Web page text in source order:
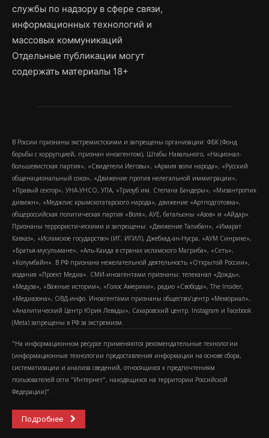
службы по надзору в сфере связи,
информационных технологий и
массовых коммуникаций
Отдельные публикации могут
содержать материалы 18+
В России признаны экстремистскими и запрещены организации: ФБК (Фонд
борьбы с коррупцией, признан иноагентом), Штабы Навального, «Национал-
большевистская партия», «Свидетели Иеговы», «Армия воли народа», «Русский
общенациональный союз», «Движение против нелегальной иммиграции»,
«Правый сектор», УНА-УНСО, УПА, «Тризуб им. Степана Бандеры», «Мизантропик
дивижн», «Меджлис крымскотатарского народа», движение «Артподготовка»,
общероссийская политическая партия «Воля», АУЕ, батальоны «Азов» и «Айдар».
Признаны террористическими и запрещены: «Движение Талибан», «Имарат
Кавказ», «Исламское государство» (ИГ, ИГИЛ), Джебхад-ан-Нусра, «АУМ Синрике»,
«Братья-мусульмане», «Аль-Каида в странах исламского Магриба», «Сеть»,
«Колумбайн». В РФ признана нежелательной деятельность «Открытой России»,
издания «Проект Медиа». СМИ-иноагентами признаны: телеканал «Дождь»,
«Медуза», «Важные истории», «Голос Америки», радио «Свобода», The Insider,
«Медиазона», ОВД-инфо. Иноагентами признаны общество/центр «Мемориал»,
«Аналитический Центр Юрия Левады», Сахаровский центр. Instagram и Facebook
(Metа) запрещены в РФ за экстремизм.
"На информационном ресурсе применяются рекомендательные технологии
(информационные технологии предоставления информации на основе сбора,
систематизации и анализа сведений, относящихся к предпочтениям
пользователей сети "Интернет", находящихся на территории Российской
Федерации)".
Подробнее